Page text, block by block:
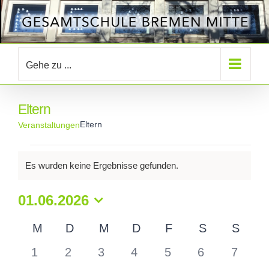
Zum
Inhalt
springen
Gehe zu ...
Eltern
VeranstaltungenEltern
Hinweis
Es wurden keine Ergebnisse gefunden.
01.06.2026
wählen.
Kalender
von
M MONTAG
D DIENSTAG
M MITTWOCH
D DONNERSTAG
F FREITAG
SSAMSTAG
S
0
1
0
2
0
3
0
4
0
5
0
6
0
7